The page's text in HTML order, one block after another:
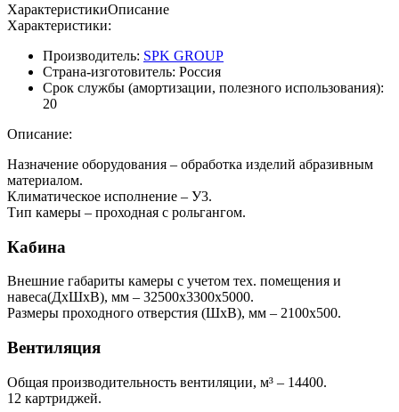
ХарактеристикиОписание
Характеристики:
Производитель: SPK GROUP
Страна-изготовитель: Россия
Срок службы (амортизации, полезного использования):
20
Описание:
Назначение оборудования – обработка изделий абразивным
материалом.
Климатическое исполнение – У3.
Тип камеры – проходная с рольгангом.
Кабина
Внешние габариты камеры с учетом тех. помещения и
навеса(ДхШхВ), мм – 32500x3300x5000.
Размеры проходного отверстия (ШхВ), мм – 2100x500.
Вентиляция
Общая производительность вентиляции, м³ – 14400.
12 картриджей.